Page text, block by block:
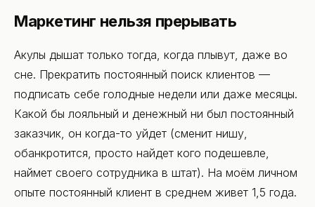
Маркетинг нельзя прерывать
Акулы дышат только тогда, когда плывут, даже во
сне. Прекратить постоянный поиск клиентов —
подписать себе голодные недели или даже месяцы.
Какой бы лояльный и денежный ни был постоянный
заказчик, он когда-то уйдет (сменит нишу,
обанкротится, просто найдет кого подешевле,
наймет своего сотрудника в штат). На моём личном
опыте постоянный клиент в среднем живет 1,5 года.